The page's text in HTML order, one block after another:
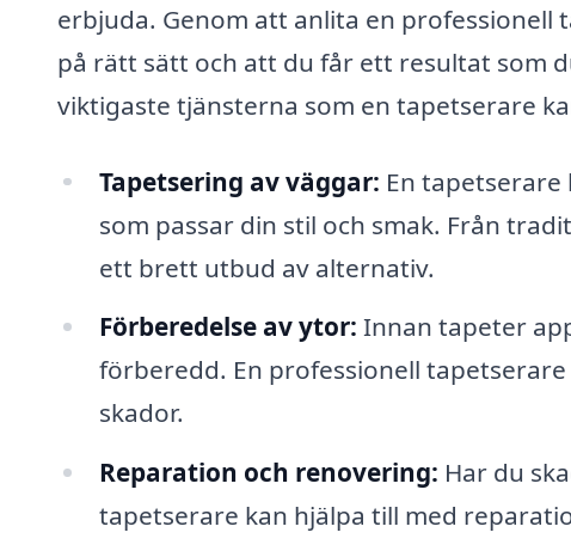
erbjuda. Genom att anlita en
på rätt sätt och att du får ett resultat som
viktigaste tjänsterna som en tapetserare
Tapetsering av väggar: En
som passar din stil och smak. Från
ett brett utbud av alternativ.
Förberedelse av ytor: Innan tapeter
förberedd. En professionell
skador.
Reparation och renovering: Har du
tapetserare kan hjälpa till med